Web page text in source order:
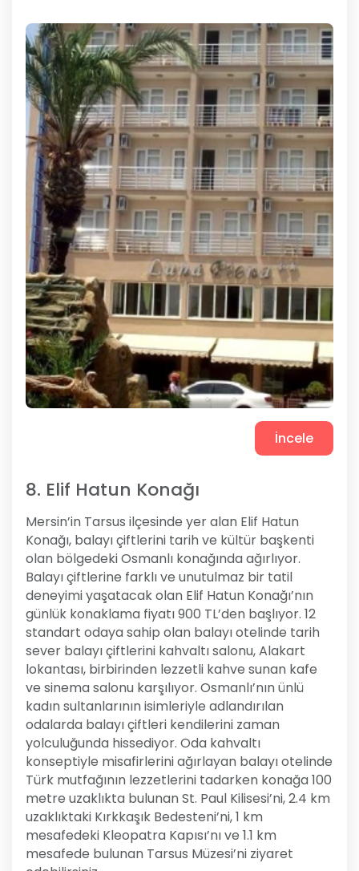
İncele
8. Elif Hatun Konağı
Mersin’in Tarsus ilçesinde yer alan Elif Hatun
Konağı, balayı çiftlerini tarih ve kültür başkenti
olan bölgedeki Osmanlı konağında ağırlıyor.
Balayı çiftlerine farklı ve unutulmaz bir tatil
deneyimi yaşatacak olan Elif Hatun Konağı’nın
günlük konaklama fiyatı 900 TL’den başlıyor. 12
standart odaya sahip olan balayı otelinde tarih
sever balayı çiftlerini kahvaltı salonu, Alakart
lokantası, birbirinden lezzetli kahve sunan kafe
ve sinema salonu karşılıyor. Osmanlı’nın ünlü
kadın sultanlarının isimleriyle adlandırılan
odalarda balayı çiftleri kendilerini zaman
yolculuğunda hissediyor. Oda kahvaltı
konseptiyle misafirlerini ağırlayan balayı otelinde
Türk mutfağının lezzetlerini tadarken konağa 100
metre uzaklıkta bulunan St. Paul Kilisesi’ni, 2.4 km
uzaklıktaki Kırkkaşık Bedesteni’ni, 1 km
mesafedeki Kleopatra Kapısı’nı ve 1.1 km
mesafede bulunan Tarsus Müzesi’ni ziyaret